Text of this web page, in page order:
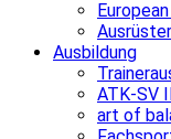
Ausrüster
Ausbildung
ATK-SV
art of